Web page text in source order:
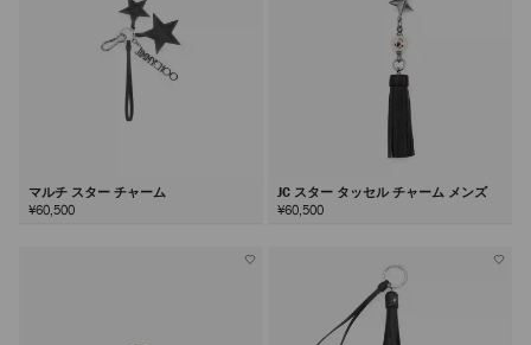
マルチ スター チャーム
¥60,500
JC スター タッセル チャーム メンズ
¥60,500